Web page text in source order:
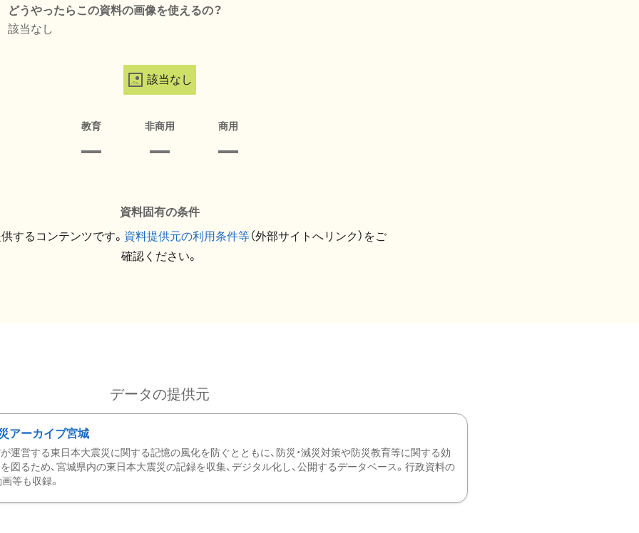
どうやったらこの資料の画像を使えるの？
該当なし
該当なし
教育 非商用 商用
資料固有の条件
するコンテンツです。 資料提供元の利用条件等（外部サイトへリンク）をご
確認ください。
データの提供元
アーカイブ宮城
運営する東日本大震災に関する記憶の風化を防ぐとともに、防災・減災対策や防災教育等に関する効
図るため、宮城県内の東日本大震災の記録を収集、デジタル化し、公開するデータベース。行政資料の
等も収録。